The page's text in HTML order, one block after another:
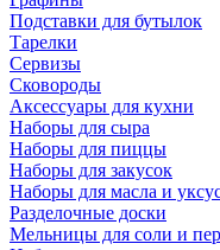
Подставки для бутылок
Тарелки
Сервизы
Сковороды
Аксессуары для кухни
Наборы для сыра
Наборы для пиццы
Наборы для закусок
Наборы для масла и
Разделочные доски
Мельницы для соли и